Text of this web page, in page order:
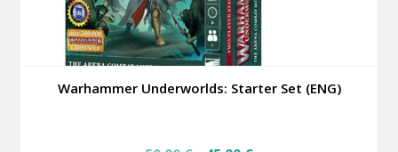
Warhammer Underworlds: Starter Set (ENG)